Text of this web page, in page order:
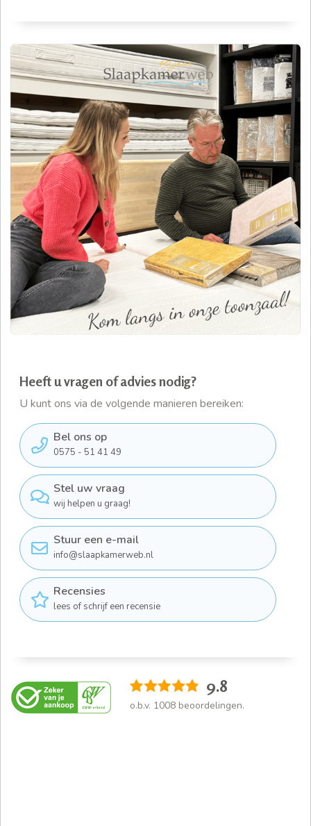
Heeft u vragen of advies nodig?
U kunt ons via de volgende manieren bereiken:
Bel ons op
0575 - 51 41 49
Stel uw vraag
wij helpen u graag!
Stuur een e-mail
info@slaapkamerweb.nl
Recensies
lees of schrijf een recensie
9.8
o.b.v. 1008 beoordelingen.